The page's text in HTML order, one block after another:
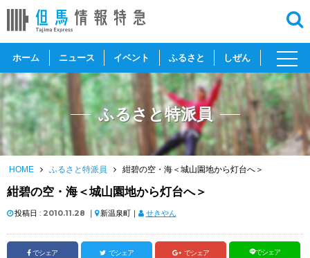
ホーム ニュース イベント ふるさと しぜん
toggle
ふるさと特派員
HOME ふるさと特派員 紺碧の空・海＜城山園地から灯台へ＞
紺碧の空・海＜城山園地から灯台へ＞
投稿日 : 2010.11.28 ｜ 新温泉町｜ せきやん
でシェア でシェア でシェア でシェア